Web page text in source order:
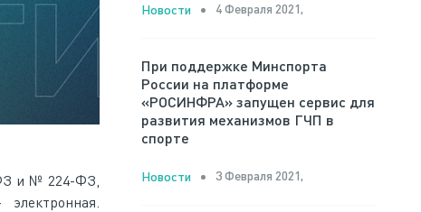
и № 224-ФЗ,
Новости 4 Февраля 2021,
При поддержке Минспорта
России на платформе
«РОСИНФРА» запущен сервис для
развития механизмов ГЧП в
спорте
Новости 3 Февраля 2021,